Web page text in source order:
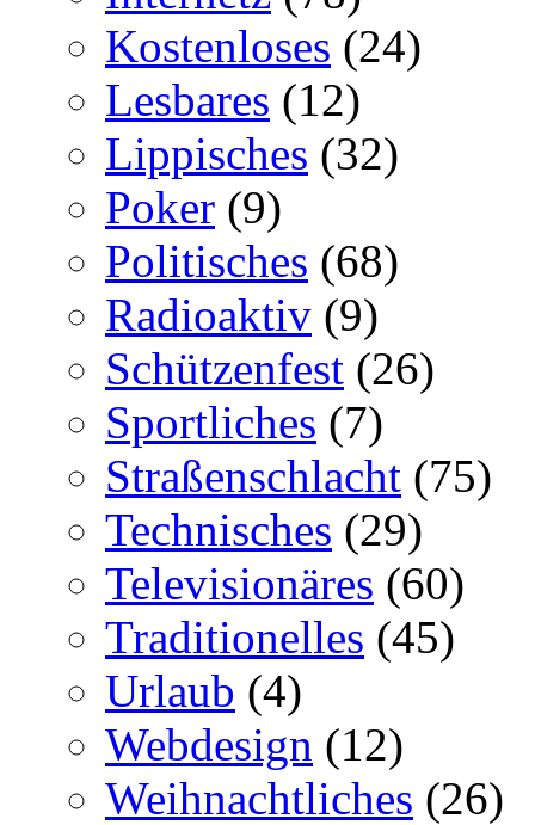
Kostenloses (24)
Lesbares (12)
Lippisches (32)
Poker (9)
Politisches (68)
Radioaktiv (9)
Schützenfest (26)
Sportliches (7)
Straßenschlacht (75)
Technisches (29)
Televisionäres (60)
Traditionelles (45)
Urlaub (4)
Webdesign (12)
Weihnachtliches (26)